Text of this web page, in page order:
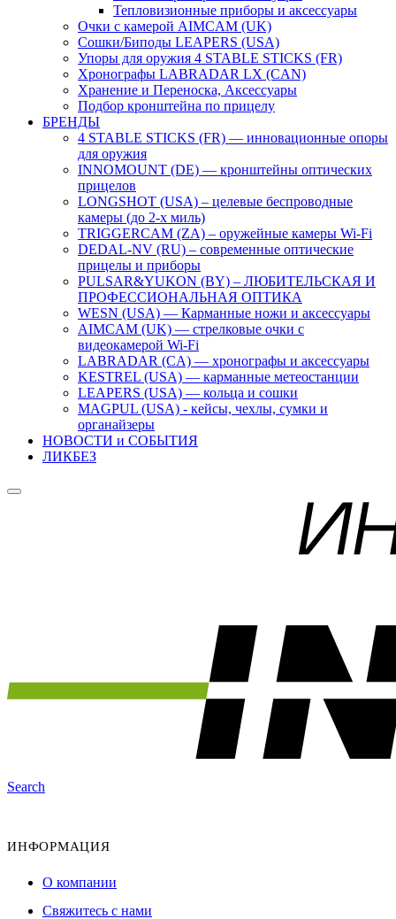
Тепловизионные приборы и аксессуары
Очки с камерой AIMCAM (UK)
Сошки/Биподы LEAPERS (USA)
Упоры для оружия 4 STABLE STICKS (FR)
Хронографы LABRADAR LX (CAN)
Хранение и Переноска, Аксессуары
Подбор кронштейна по прицелу
БРЕНДЫ
4 STABLE STICKS (FR) — инновационные опоры
для оружия
INNOMOUNT (DE) — кронштейны оптических
прицелов
LONGSHOT (USA) – целевые беспроводные
камеры (до 2-х миль)
TRIGGERCAM (ZA) – оружейные камеры Wi-Fi
DEDAL-NV (RU) – современные оптические
прицелы и приборы
PULSAR&YUKON (BY) – ЛЮБИТЕЛЬСКАЯ И
ПРОФЕССИОНАЛЬНАЯ ОПТИКА
WESN (USA) — Карманные ножи и аксессуары
AIMCAM (UK) — стрелковые очки с
видеокамерой Wi-Fi
LABRADAR (CA) — хронографы и аксессуары
KESTREL (USA) — карманные метеостанции
LEAPERS (USA) — кольца и сошки
MAGPUL (USA) - кейсы, чехлы, сумки и
органайзеры
НОВОСТИ и СОБЫТИЯ
ЛИКБЕЗ
Search
ИНФОРМАЦИЯ
О компании
Свяжитесь с нами